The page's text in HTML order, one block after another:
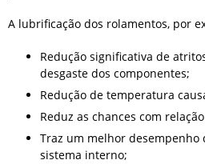
A lubrificação dos rolamentos, por
Redução significativa de
desgaste dos componentes;
Redução de temperatura
Reduz as chances com
Traz um melhor desempenho
sistema interno;